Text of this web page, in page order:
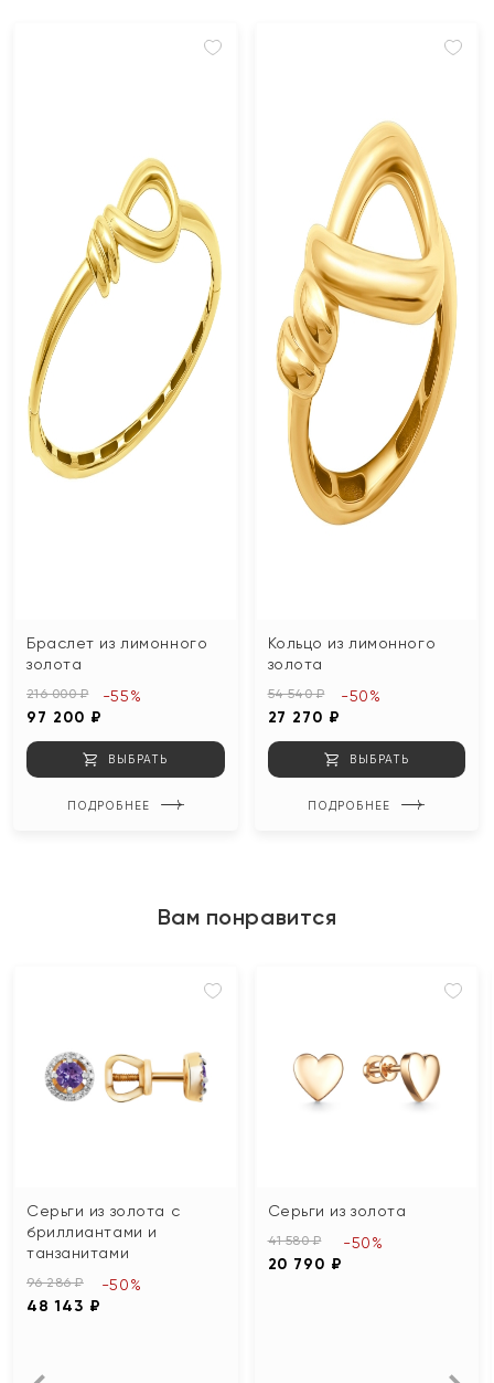
Браслет из лимонного
золота
216 000 ₽
97 200 ₽
-55%
ВЫБРАТЬ
ПОДРОБНЕЕ
Кольцо из лимонного
золота
54 540 ₽
27 270 ₽
-50%
ВЫБРАТЬ
ПОДРОБНЕЕ
Вам понравится
Серьги из золота с
бриллиантами и
танзанитами
96 286 ₽
48 143 ₽
-50%
Серьги из золота
41 580 ₽
20 790 ₽
-50%